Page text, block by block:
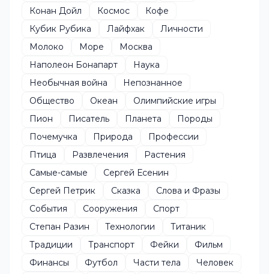
Конан Дойл
Космос
Кофе
Кубик Рубика
Лайфхак
Личности
Молоко
Море
Москва
Наполеон Бонапарт
Наука
Необычная война
Непознанное
Общество
Океан
Олимпийские игры
Пион
Писатель Планета
Породы
Почемучка
Природа
Профессии
Птица
Развлечения
Растения
Самые-самые
Сергей Есенин
Сергей Петрик
Сказка
Слова и Фразы
События
Сооружения
Спорт
Степан Разин
Технологии
Титаник
Традиции
Транспорт Фейки
Фильм
Финансы
Футбол Части тела
Человек